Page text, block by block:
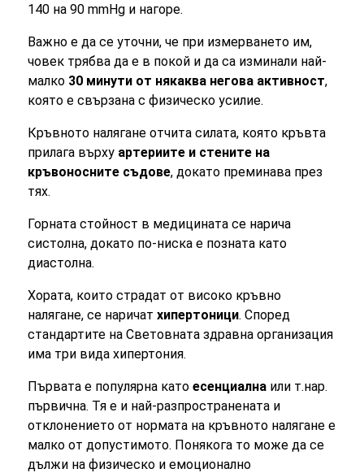
140 на 90 mmHg и нагоре.
Важно е да се уточни, че при измерването им,
човек трябва да е в покой и да са изминали най-
малко 30 минути от някаква негова активност,
която е свързана с физическо усилие.
Кръвното налягане отчита силата, която кръвта
прилага върху артериите и стените на
кръвоносните съдове, докато преминава през
тях.
Горната стойност в медицината се нарича
систолна, докато по-ниска е позната като
диастолна.
Хората, които страдат от високо кръвно
налягане, се наричатхипертоници. Според
стандартите на Световната здравна организация
има три вида хипертония.
Първата е популярна катоесенциална или т.нар.
първична. Тя е и най-разпространената и
отклонението от нормата на кръвното налягане е
малко от допустимото. Понякога то може да се
дължи на физическо и емоционално